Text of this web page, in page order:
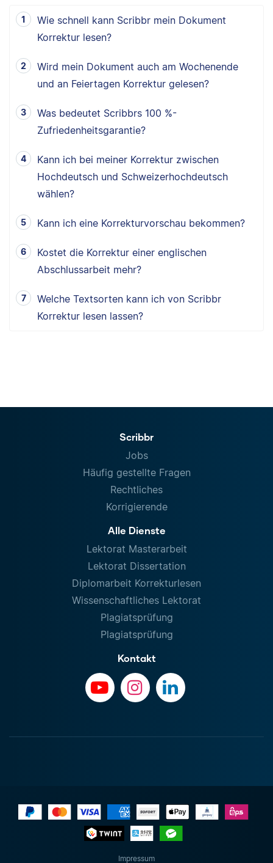
Wie schnell kann Scribbr mein Dokument
Korrektur lesen?
Wird mein Dokument auch am Wochenende
und an Feiertagen Korrektur gelesen?
Was bedeutet Scribbrs 100 %-
Zufriedenheitsgarantie?
Kann ich bei meiner Korrektur zwischen
Hochdeutsch und Schweizerhochdeutsch
wählen?
Kann ich eine Korrekturvorschau bekommen?
Kostet die Korrektur einer englischen
Abschlussarbeit mehr?
Welche Textsorten kann ich von Scribbr
Korrektur lesen lassen?
Scribbr
Jobs
Häufig gestellte Fragen
Rechtliches
Korrigierende
Alle Dienste
Lektorat Masterarbeit
Lektorat Dissertation
Diplomarbeit Korrekturlesen
Wissenschaftliches Lektorat
Plagiatsprüfung
Plagiatsprüfung
Kontakt
Impressum